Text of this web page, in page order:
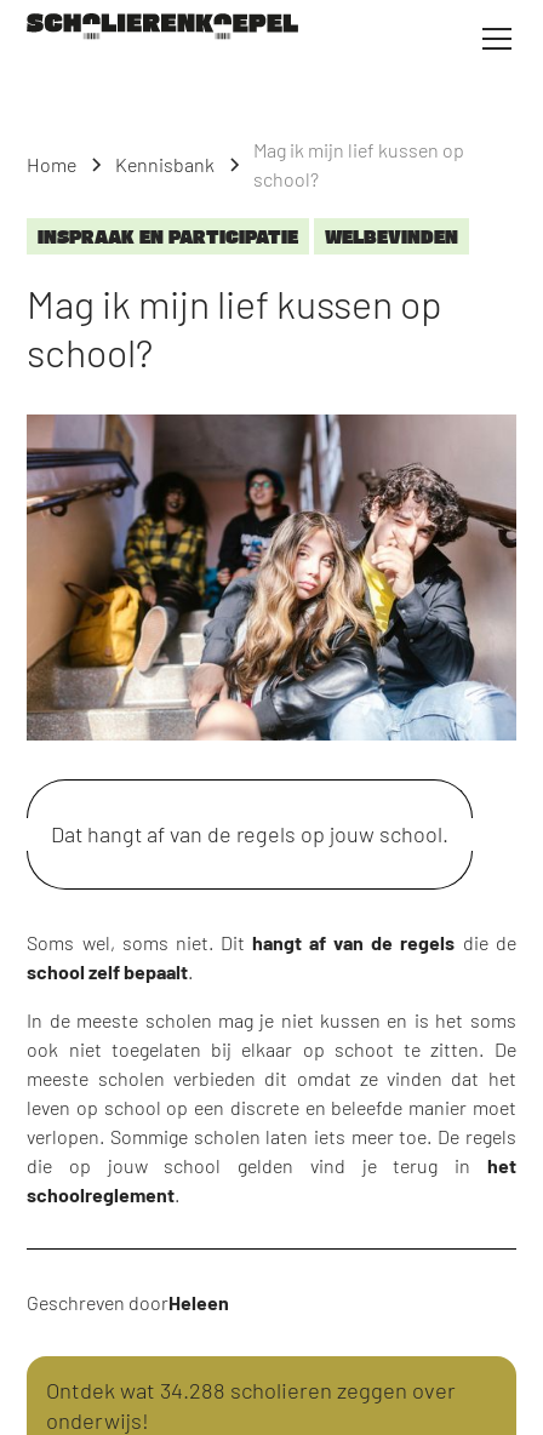
Home Kennisbank
Mag ik mijn lief kussen op
school?
INSPRAAK EN PARTICIPATIE WELBEVINDEN
Mag ik mijn lief kussen op
school?
Dat hangt af van de regels op jouw school.
Soms wel, soms niet. Dit hangt af van de regels die de
school zelf bepaalt
In de meeste scholen mag je niet kussen en is het soms
ook niet toegelaten bij elkaar op schoot te zitten. De
meeste scholen verbieden dit omdat ze vinden dat het
leven op school op een discrete en beleefde manier moet
verlopen. Sommige scholen laten iets meer toe. De regels
die op jouw school gelden vind je terug in het
schoolreglement
Geschreven doorHeleen
Ontdek wat 34.288 scholieren zeggen over
onderwijs!